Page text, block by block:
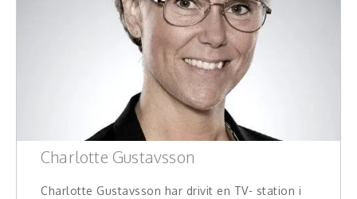
Charlotte Gustavsson
Charlotte Gustavsson har drivit en TV- station i